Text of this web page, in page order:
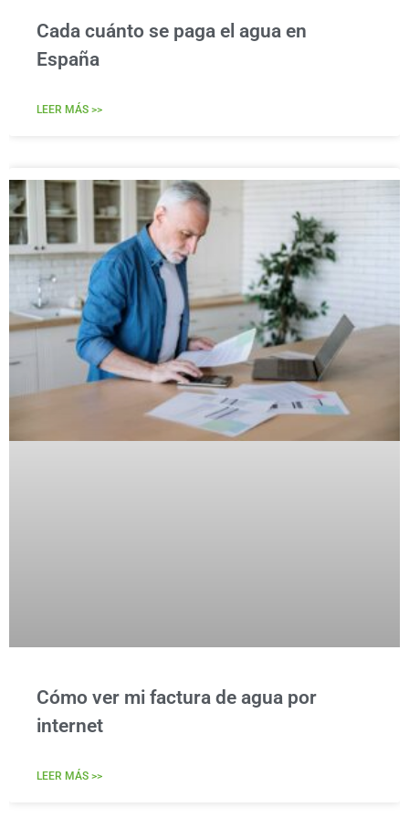
Cada cuánto se paga el agua en
España
LEER MÁS >>
Cómo ver mi factura de agua por
internet
LEER MÁS >>